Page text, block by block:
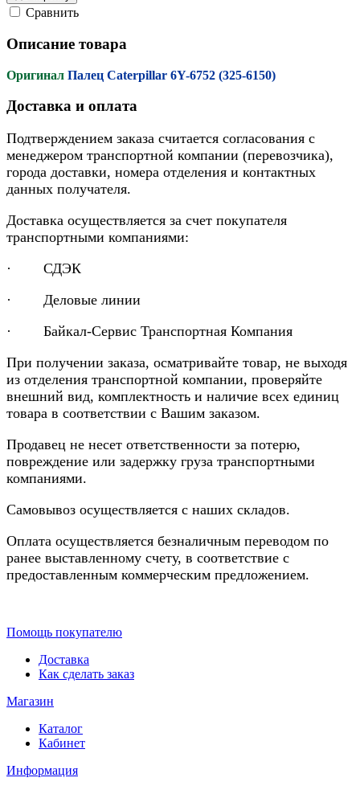
Cравнить
Описание товара
Оригинал Палец Caterpillar 6Y-6752 (325-6150)
Доставка и оплата
Подтверждением заказа считается согласования с
менеджером транспортной компании (перевозчика),
города доставки, номера отделения и контактных
данных получателя.
Доставка осуществляется за счет покупателя
транспортными компаниями:
· СДЭК
· Деловые линии
· Байкал-Сервис Транспортная Компания
При получении заказа, осматривайте товар, не выходя
из отделения транспортной компании, проверяйте
внешний вид, комплектность и наличие всех единиц
товара в соответствии с Вашим заказом.
Продавец не несет ответственности за потерю,
повреждение или задержку груза транспортными
компаниями.
Самовывоз осуществляется с наших складов.
Оплата осуществляется безналичным переводом по
ранее выставленному счету, в соответствие с
предоставленным коммерческим предложением.
Помощь покупателю
Доставка
Как сделать заказ
Магазин
Каталог
Кабинет
Информация